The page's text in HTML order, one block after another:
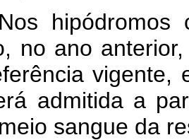
hipódromos
no ano
admitida a
sangue da